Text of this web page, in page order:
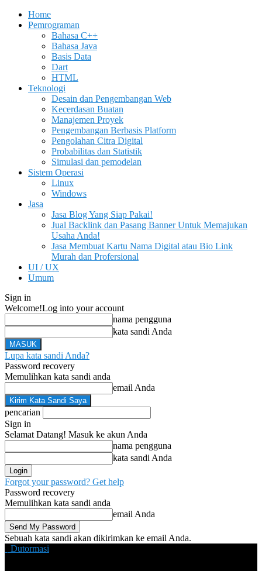
Home
Pemrograman
Bahasa C++
Bahasa Java
Basis Data
Dart
HTML
Teknologi
Desain dan Pengembangan Web
Kecerdasan Buatan
Manajemen Proyek
Pengembangan Berbasis Platform
Pengolahan Citra Digital
Probabilitas dan Statistik
Simulasi dan pemodelan
Sistem Operasi
Linux
Windows
Jasa
Jasa Blog Yang Siap Pakai!
Jual Backlink dan Pasang Banner Untuk Memajukan
Usaha Anda!
Jasa Membuat Kartu Nama Digital atau Bio Link
Murah dan Profersional
UI / UX
Umum
Sign in
Welcome!Log into your account
nama pengguna
kata sandi Anda
Lupa kata sandi Anda?
Password recovery
Memulihkan kata sandi anda
email Anda
pencarian
Sign in
Selamat Datang! Masuk ke akun Anda
nama pengguna
kata sandi Anda
Forgot your password? Get help
Password recovery
Memulihkan kata sandi anda
email Anda
Sebuah kata sandi akan dikirimkan ke email Anda.
Dutormasi